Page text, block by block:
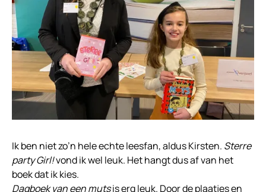
Ik ben niet zo’n hele echte leesfan, aldus Kirsten. Sterre
party Girl!vond ik wel leuk. Het hangt dus af van het
boek dat ik kies.
Dagboek van een mutsis erg leuk. Door de plaatjes en